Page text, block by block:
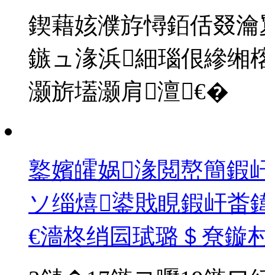
鍥藉姟濮斿憳銆佸叕
鏃ュ湪浜細瑙佷縿缃
灏旂壒灏肩澶€�
鐜嬪皬娲湪閲嶅簡鍜
ソ缁熺鍙戝睍鍜屽畨
€濇柊绡囩珷璐＄尞鏇